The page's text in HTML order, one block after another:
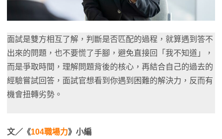
面試是雙方相互了解，判斷是否匹配的過程，就算遇到答不
出來的問題，也不要慌了手腳，避免直接回「我不知道」，
而是爭取時間，理解問題背後的核心，再結合自己的過去的
經驗嘗試回答，面試官想看到你遇到困難的解決力，反而有
機會扭轉劣勢。
文／《104職場力》小編